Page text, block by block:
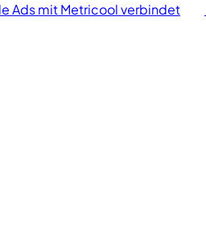
Ads mit Metricool verbindet